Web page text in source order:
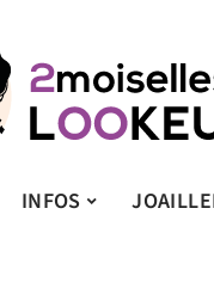
INFOS